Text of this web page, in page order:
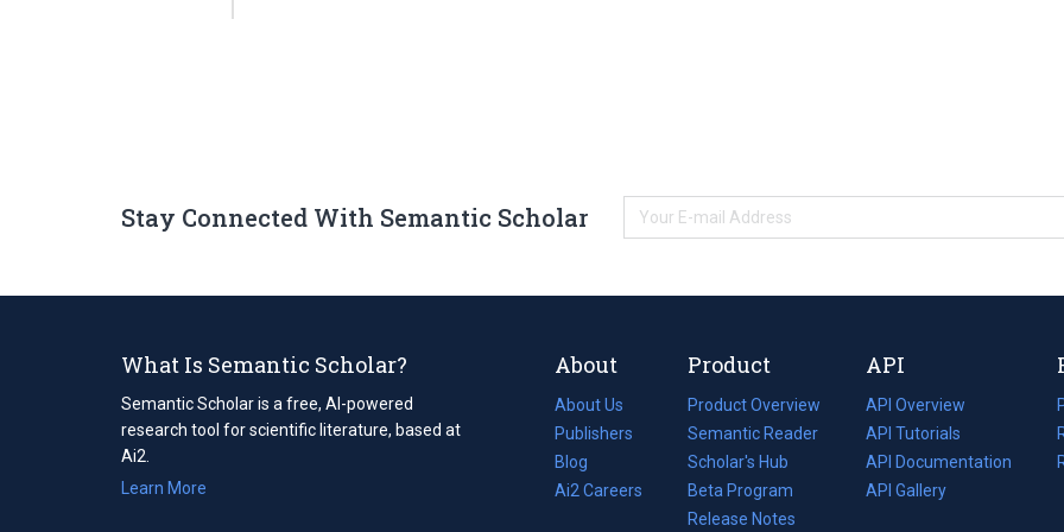
Stay Connected With Semantic Scholar
What Is Semantic Scholar?
Semantic Scholar is a free, AI-powered
research tool for scientific literature, based at
Ai2.
Learn More
About
About Us
Publishers
Blog
(opens
in
Ai2 Careers
(opens
Product
Product Overview
Semantic Reader
Scholar's Hub
Beta Program
Release Notes
API
API Overview
API Tutorials
API Documentation
(opens
in
API Gallery